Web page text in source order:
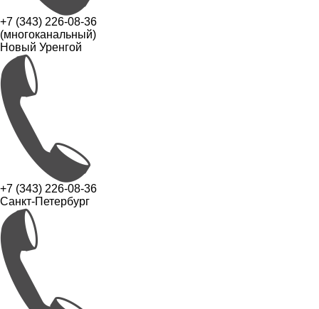
+7 (343) 226-08-36
(многоканальный)
Новый Уренгой
+7 (343) 226-08-36
Санкт-Петербург